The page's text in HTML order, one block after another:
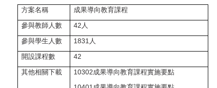
方案名稱
成果導向教育課程
參與教師人數
42人
參與學生人數
1831人
開設課程數
42
其他相關下載
10302成果導向教育課程實施要點